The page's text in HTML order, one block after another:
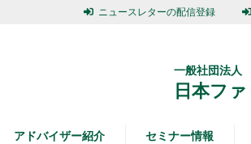
ニュースレターの配信登録
一般社団法人
日本フ
アドバイザー紹介 セミナー情報